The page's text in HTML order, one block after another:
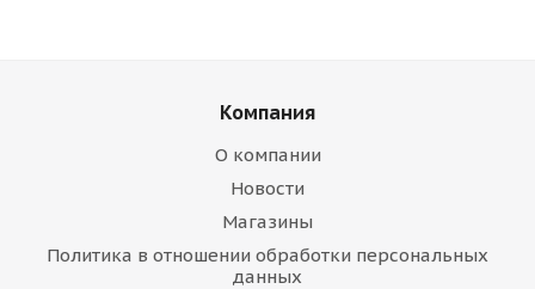
Компания
О компании
Новости
Магазины
Политика в отношении обработки персональных
данных